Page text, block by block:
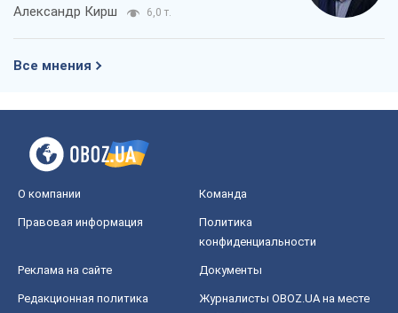
Александр Кирш 6,0 т.
Все мнения
О компании Команда
Правовая информация
Политика
конфиденциальности
Реклама на сайте Документы
Редакционная политика
Журналисты OBOZ.UA на месте